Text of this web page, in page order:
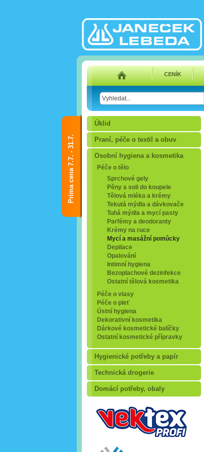
Prima cena 7.7. - 31.7.
CENÍK
Úklid
Praní, péče o textil a obuv
Osobní hygiena a kosmetika
Péče o tělo
Sprchové gely
Pěny a soli do koupele
Tělová mléka a krémy
Tekutá mýdla a dávkovače
Tuhá mýdla a mycí pasty
Parfémy a deodoranty
Krémy na ruce
Mycí a masážní pomůcky
Depilace
Opalování
Intimní hygiena
Bezoplachové dezinfekce
Ostatní tělová kosmetika
Péče o vlasy
Péče o pleť
Ústní hygiena
Dekorativní kosmetika
Dárkové kosmetické balíčky
Ostatní kosmetické přípravky
Hygienické potřeby a papír
Technická drogerie
Domácí potřeby, obaly